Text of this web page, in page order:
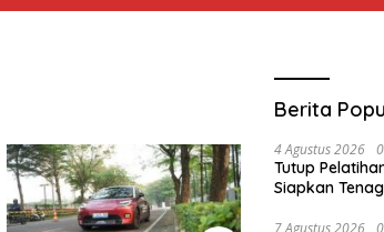
Berita
4 Agustus 2026
Tutup
Siapkan